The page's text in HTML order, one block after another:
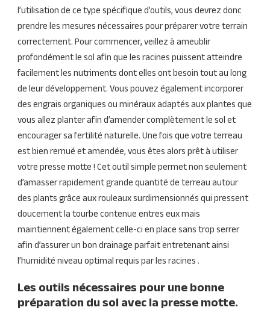
l’utilisation de ce type spécifique d’outils, vous devrez donc
prendre les mesures nécessaires pour préparer votre terrain
correctement. Pour commencer, veillez à ameublir
profondément le sol afin que les racines puissent atteindre
facilement les nutriments dont elles ont besoin tout au long
de leur développement. Vous pouvez également incorporer
des engrais organiques ou minéraux adaptés aux plantes que
vous allez planter afin d’amender complètement le sol et
encourager sa fertilité naturelle. Une fois que votre terreau
est bien remué et amendée, vous êtes alors prêt à utiliser
votre presse motte ! Cet outil simple permet non seulement
d’amasser rapidement grande quantité de terreau autour
des plants grâce aux rouleaux surdimensionnés qui pressent
doucement la tourbe contenue entres eux mais
maintiennent également celle-ci en place sans trop serrer
afin d’assurer un bon drainage parfait entretenant ainsi
l’humidité niveau optimal requis par les racines .
Les outils nécessaires pour une bonne
préparation du sol avec la presse motte.